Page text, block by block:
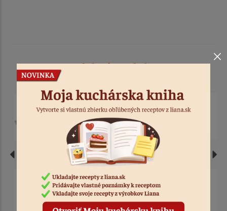
Podobné produkty
Vykrajovačka
Zápich - jednorožec 6 ks